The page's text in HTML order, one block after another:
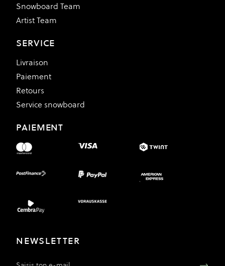
Snowboard Team
Artist Team
SERVICE
Livraison
Paiement
Retours
Service snowboard
PAIEMENT
NEWSLETTER
Adresse e-mail